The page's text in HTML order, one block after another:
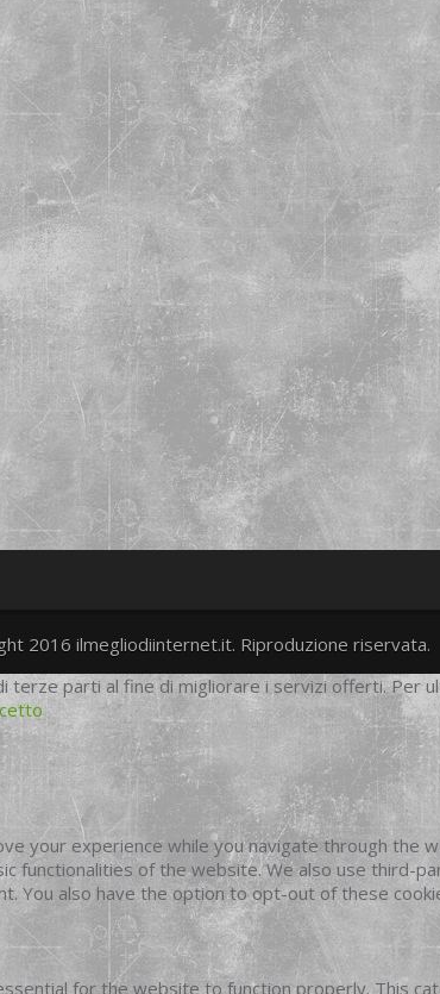
twitter
2016 ilmegliodiinternet.it. Riproduzione riservata.
terze parti al fine di migliorare i servizi offerti. Per
your experience while you navigate through
functionalities of the website. We also use third-
You also have the option to opt-out of these
for the website to function properly. This